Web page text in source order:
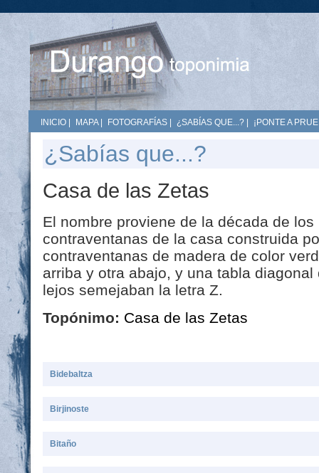
INICIO MAPA| FOTOGRAFÍAS ¿SABÍAS QUE...? ¡PONTE A
¿Sabías que...?
Casa de las Zetas
El nombre proviene de la década de
contraventanas de la casa construida
contraventanas de madera de color
arriba y otra abajo, y una tabla
lejos semejaban la letra Z.
Topónimo: Casa de las Zetas
Bidebaltza
Birjinoste
Bitaño